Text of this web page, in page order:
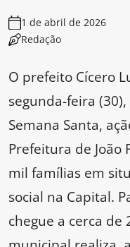
1 de abril de 2026
Redação
O prefeito Cícero
segunda-feira
Semana Santa,
Prefeitura de João
mil famílias em
social na Capital.
chegue a cerca de